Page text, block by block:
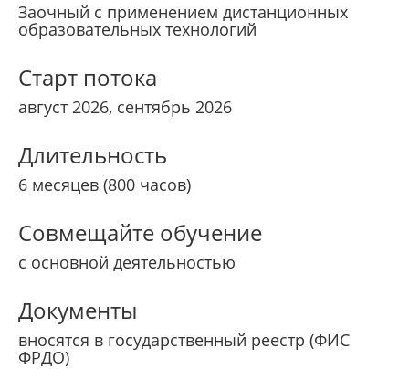
Заочный с применением дистанционных
образовательных технологий
Старт потока
август 2026, сентябрь 2026
Длительность
6 месяцев (800 часов)
Совмещайте обучение
с основной деятельностью
Документы
вносятся в государственный реестр (ФИС
ФРДО)